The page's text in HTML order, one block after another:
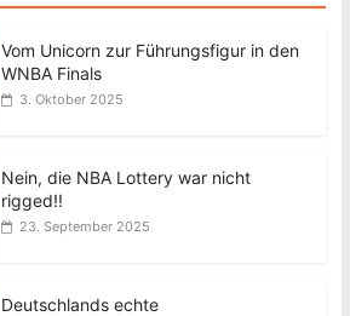
Vom Unicorn zur Führungsfigur in den
WNBA Finals
3. Oktober 2025
Nein, die NBA Lottery war nicht
rigged!!
23. September 2025
Deutschlands echte